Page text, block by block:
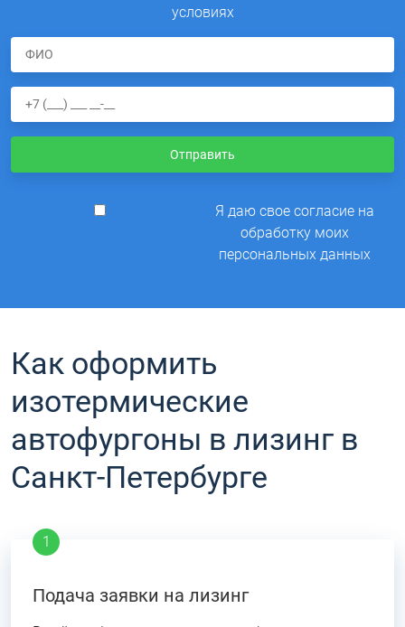
условиях
Отправить
Я даю свое согласие на
обработку моих
персональных данных
Как оформить
изотермические
автофургоны в лизинг в
Санкт-Петербурге
Подача заявки на лизинг